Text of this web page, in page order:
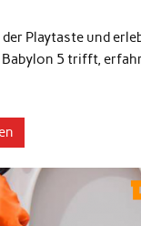
der Playtaste und
5 trifft,